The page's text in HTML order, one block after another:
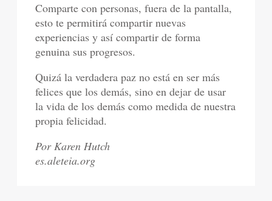
Comparte con personas, fuera de la pantalla,
esto te permitirá compartir nuevas
experiencias y así compartir de forma
genuina sus progresos.
Quizá la verdadera paz no está en ser más
felices que los demás, sino en dejar de usar
la vida de los demás como medida de nuestra
propia felicidad.
Por Karen Hutch
es.aleteia.org